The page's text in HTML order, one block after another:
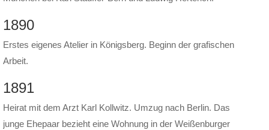
1890
Erstes eigenes Atelier in Königsberg. Beginn der grafischen
Arbeit.
1891
Heirat mit dem Arzt Karl Kollwitz. Umzug nach Berlin. Das
junge Ehepaar bezieht eine Wohnung in der Weißenburger